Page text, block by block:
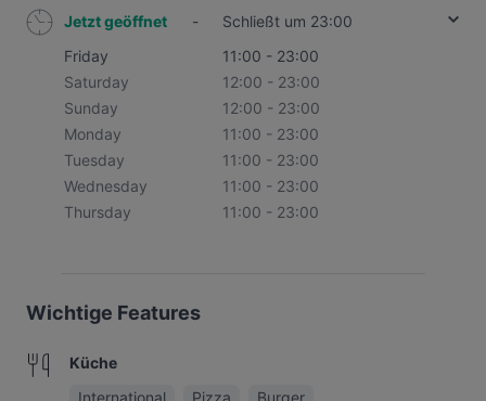
Jetzt geöffnet -
Schließt um 23:00
Friday
11:00 - 23:00
Saturday
12:00 - 23:00
Sunday
12:00 - 23:00
Monday
11:00 - 23:00
Tuesday
11:00 - 23:00
Wednesday
11:00 - 23:00
Thursday
11:00 - 23:00
Wichtige Features
Küche
International
Pizza Burger